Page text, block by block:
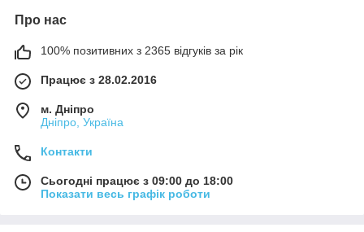
Про нас
100% позитивних з 2365 відгуків за рік
Працює з 28.02.2016
м. Дніпро
Дніпро, Україна
Контакти
Сьогодні працює з 09:00 до 18:00
Показати весь графік роботи